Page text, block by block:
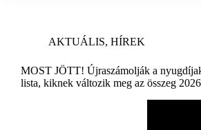
AKTUÁLIS, HÍREK
MOST JÖTT! Újraszámolják a
lista, kiknek változik meg az összeg